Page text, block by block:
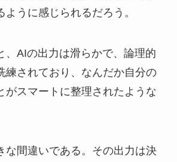
ように感じられるだろう。
、AIの出力は滑らかで、論理的
練されており、なんだか自分の
がスマートに整理されたような
な間違いである。その出力は決